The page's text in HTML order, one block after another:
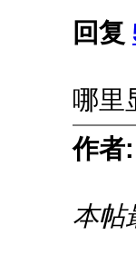
回复
哪里
作者:
本帖